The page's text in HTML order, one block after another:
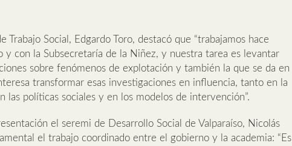
Trabajo Social, Edgardo Toro, destacó que “trabajamos hace
y con la Subsecretaría de la Niñez, y nuestra tarea es levantar
sobre fenómenos de explotación y también la que se da en
transformar esas investigaciones en influencia, tanto en la
las políticas sociales y en los modelos de intervención”.
el seremi de Desarrollo Social de Valparaíso, Nicolás
el trabajo coordinado entre el gobierno y la academia: “Es